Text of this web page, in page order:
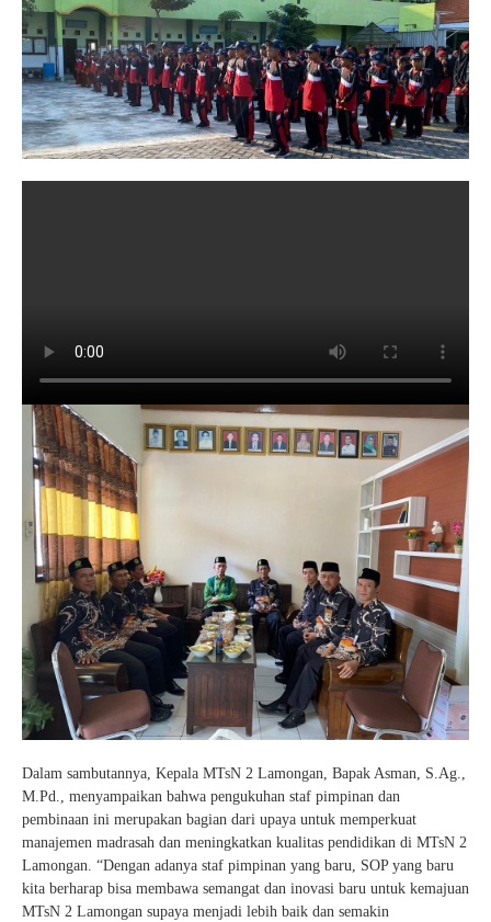
Dalam sambutannya, Kepala MTsN 2 Lamongan, Bapak Asman, S.Ag.,
M.Pd., menyampaikan bahwa pengukuhan staf pimpinan dan
pembinaan ini merupakan bagian dari upaya untuk memperkuat
manajemen madrasah dan meningkatkan kualitas pendidikan di MTsN 2
Lamongan. “Dengan adanya staf pimpinan yang baru, SOP yang baru
kita berharap bisa membawa semangat dan inovasi baru untuk kemajuan
MTsN 2 Lamongan supaya menjadi lebih baik dan semakin